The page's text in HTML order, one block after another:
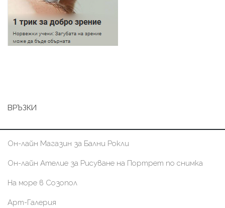
ВРЪЗКИ
Он-лайн Магазин за Бални Рокли
Он-лайн Ателие за Рисуване на Портрет по снимка
На море в Созопол
Арт-Галерия